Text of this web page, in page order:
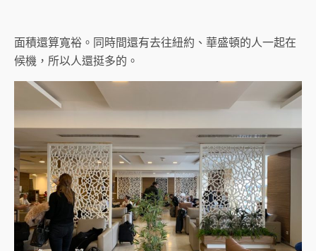
面積還算寬裕。同時間還有去往紐約、華盛頓的人一起在
候機，所以人還挺多的。